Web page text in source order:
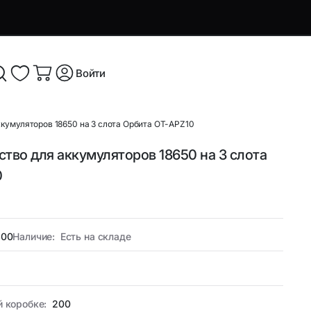
и
Аксессуары и устройства для
гаджетов
Беспроводные ЗУ
Войти
18650 на 3 слота Орбита OT-APZ10
для аккумуляторов 18650 на 3 слота
Наличие: Есть на складе
коробке: 200